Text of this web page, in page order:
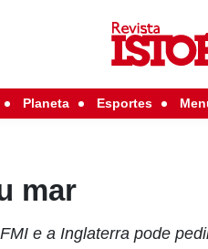
Planeta Esportes
mar
e a Inglaterra pode